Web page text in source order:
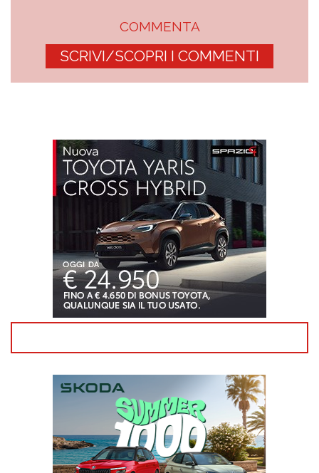
COMMENTA
SCRIVI/SCOPRI I COMMENTI